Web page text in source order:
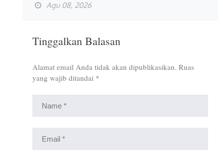
Agu 08, 2026
Tinggalkan Balasan
Alamat email Anda tidak akan dipublikasikan. Ruas
yang wajib ditandai *